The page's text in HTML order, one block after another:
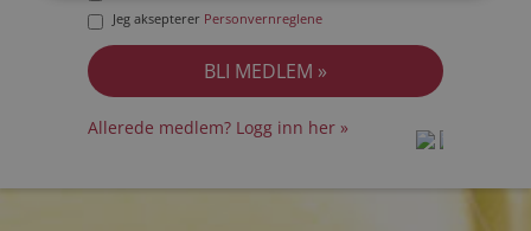
Jeg aksepterer Personvernreglene
Allerede medlem? Logg inn her »